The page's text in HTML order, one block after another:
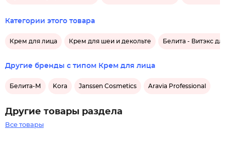
выглядит более молодой, свежей и нежно сияющей в течение
Категории этого товара
Крем для лица Крем для шеи и декольте Белита - Витэкс
Другие бренды с типом Крем для лица
Белита-М Kora Janssen Cosmetics Aravia Professional
Другие товары раздела
Все товары